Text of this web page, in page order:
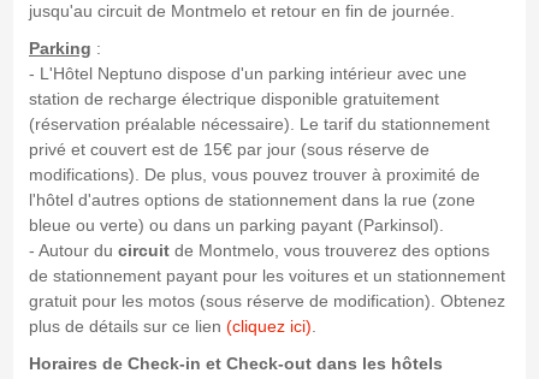
jusqu'au circuit de Montmelo et retour en fin de journée.
Parking :
- L'Hôtel Neptuno dispose d'un parking intérieur avec une
station de recharge électrique disponible gratuitement
(réservation préalable nécessaire). Le tarif du stationnement
privé et couvert est de 15€ par jour (sous réserve de
modifications). De plus, vous pouvez trouver à proximité de
l'hôtel d'autres options de stationnement dans la rue (zone
bleue ou verte) ou dans un parking payant (Parkinsol).
- Autour du circuitde Montmelo, vous trouverez des options
de stationnement payant pour les voitures et un stationnement
gratuit pour les motos (sous réserve de modification). Obtenez
plus de détails sur ce lien (cliquez ici)
Horaires de Check-in et Check-out dans les hôtels